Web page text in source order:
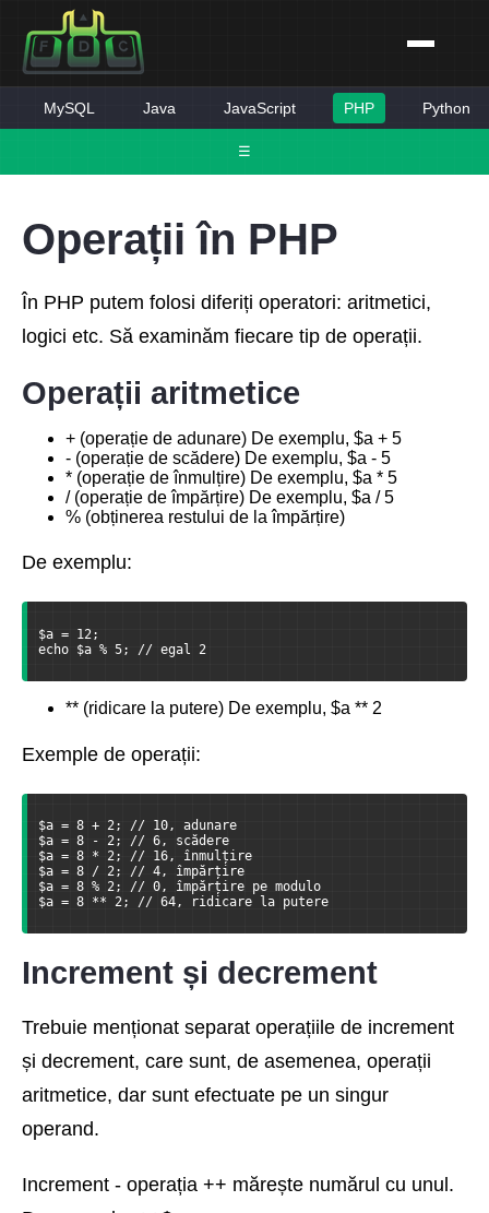
☰
MySQL Java JavaScript PHP Python
Operații în PHP
În PHP putem folosi diferiți operatori: aritmetici,
logici etc. Să examinăm fiecare tip de operații.
Operații aritmetice
+ (operație de adunare) De exemplu, $a + 5
- (operație de scădere) De exemplu, $a - 5
* (operație de înmulțire) De exemplu, $a * 5
/ (operație de împărțire) De exemplu, $a / 5
% (obținerea restului de la împărțire)
De exemplu:
$a = 12;
echo $a % 5; // egal 2
** (ridicare la putere) De exemplu, $a ** 2
Exemple de operații:
$a = 8 + 2; // 10, adunare
$a = 8 - 2; // 6, scădere
$a = 8 * 2; // 16, înmulțire
$a = 8 / 2; // 4, împărțire
$a = 8 % 2; // 0, împărțire pe modulo
$a = 8 ** 2; // 64, ridicare la putere
Increment și decrement
Trebuie menționat separat operațiile de increment
și decrement, care sunt, de asemenea, operații
aritmetice, dar sunt efectuate pe un singur
operand.
Increment - operația ++ mărește numărul cu unul.